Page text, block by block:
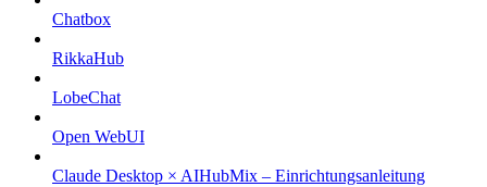
Chatbox
RikkaHub
LobeChat
Open WebUI
Claude Desktop × AIHubMix – Einrichtungsanleitung